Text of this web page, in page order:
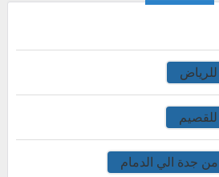
الي الدمام